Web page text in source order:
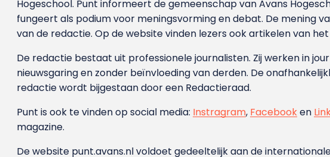
Hoge­school. Punt informeert de gemeenschap van Avans
fungeert als podium voor meningsvorming en debat. De mening
van de redactie. Op de website vinden lezers ook artikelen van
De redactie bestaat uit professionele journalisten. Zij werken in
nieuwsgaring en zonder beïnvloeding van derden. De
redactie wordt bijgestaan door een Redactieraad.
Punt is ook te vinden op social media: Instragram, Facebooken
magazine.
De website punt.avans.nl voldoet gedeeltelijk aan de